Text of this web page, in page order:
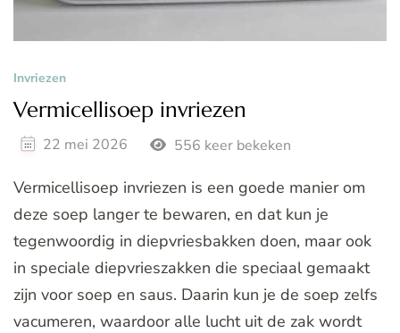
Invriezen
Vermicellisoep invriezen
22 mei 2026 556 keer bekeken
Vermicellisoep invriezen is een goede manier om
deze soep langer te bewaren, en dat kun je
tegenwoordig in diepvriesbakken doen, maar ook
in speciale diepvrieszakken die speciaal gemaakt
zijn voor soep en saus. Daarin kun je de soep zelfs
vacumeren, waardoor alle lucht uit de zak wordt